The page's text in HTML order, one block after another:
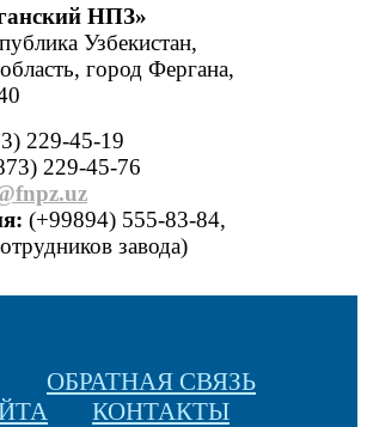
НПЗ»
Узбекистан,
город Фергана,
229-45-19
229-45-76
(+99894) 555-83-84,
завода)
ОБРАТНАЯ СВЯЗЬ
КОНТАКТЫ